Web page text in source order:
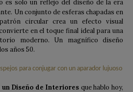
es solo un reflejo del diseño de la era
Un conjunto de esferas chapadas en
circular crea un efecto visual
en el toque final ideal para una
moderno. Un magnífico diseño
años 50.
un Diseño de Interiores que hablo hoy,